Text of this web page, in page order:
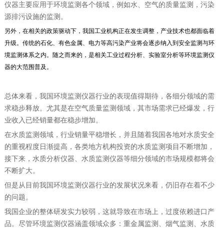
仪器主要应用于环境监测各个领域，例如水、空气的质量监测，污染
源排污设施的监测。
另外，在相关的政策驱动下，我国工业机构正在发生调整，产业技术也都面临着
升级。传统的石化、有色金属、电力等高污染产业将会逐步纳入到安全监测与环
境监测体系之内。随之而来的，是相关工业过程分析、实验室分析等环境监测仪
器的大范围普及。
总体来看，我国环境监测仪器行业的表现值得期待，各细分领域的需
求稳步释放。尤其是在空气质量监测领域，其市场需求已经爆发，行
业收入已经销量都在稳步增加。
在水质监测领域，行业销量平稳增长，并且随着我国各地对水质安全
的重视程度日渐提高，各类地方机构投资的水质监测项目不断增加，
接下来，水质分析仪器、水质监测仪器等细分领域的市场规模都将会
不断扩大。
但是从目前我国环境监测仪器行业的发展状况来看，仍旧存在着不少
的问题。
我国企业的整体研发实力较弱，这就导致在市场上，过度依赖进口产
品。尽管环境监测仪器涵盖领域众多：重金属监测、烟气监测、水质